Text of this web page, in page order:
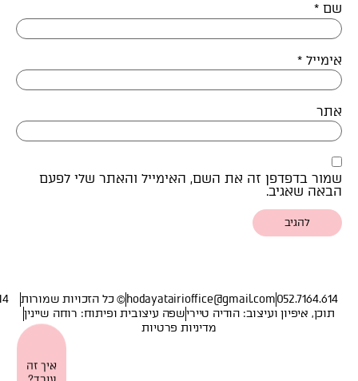
איך זה
שם *
אימייל *
אתר
שמור בדפדפן זה את השם, האימייל והאתר שלי לפעם
הבאה שאגיב.
052.7164.614
hodayatairioffice@gmail.com© כל הזכויות שמורות
תוכן, איפיון ועיצוב: הודיה טיירישפה עיצובית ופיתוח: רוחה שיינין
מדיניות פרטיות